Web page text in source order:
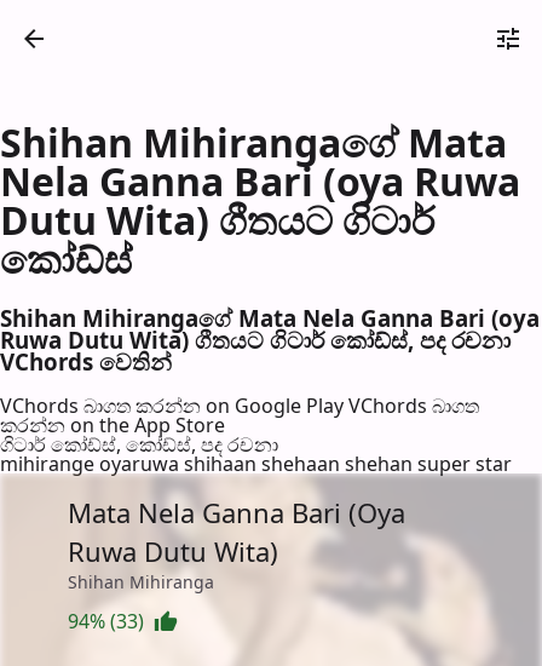
Shihan Mihirangaගේ Mata
Nela Ganna Bari (oya Ruwa
Dutu Wita) ගීතයට ගිටාර්
කෝඩ්ස්
Shihan Mihirangaගේ Mata Nela Ganna Bari (oya
Ruwa Dutu Wita) ගීතයට ගිටාර් කෝඩ්ස්, පද රච​නා
VChords වෙති​න්
VChords බාගත කරන්න on Google PlayVChords බාගත
කරන්න on the App Store
ගිටාර් කෝඩ්ස්, කෝඩ්ස්, පද රච​නා
mihirange oyaruwa shihaan shehaan shehan super star
Mata Nela Ganna Bari (Oya
Ruwa Dutu Wita)
Shihan Mihiranga
94% (33)